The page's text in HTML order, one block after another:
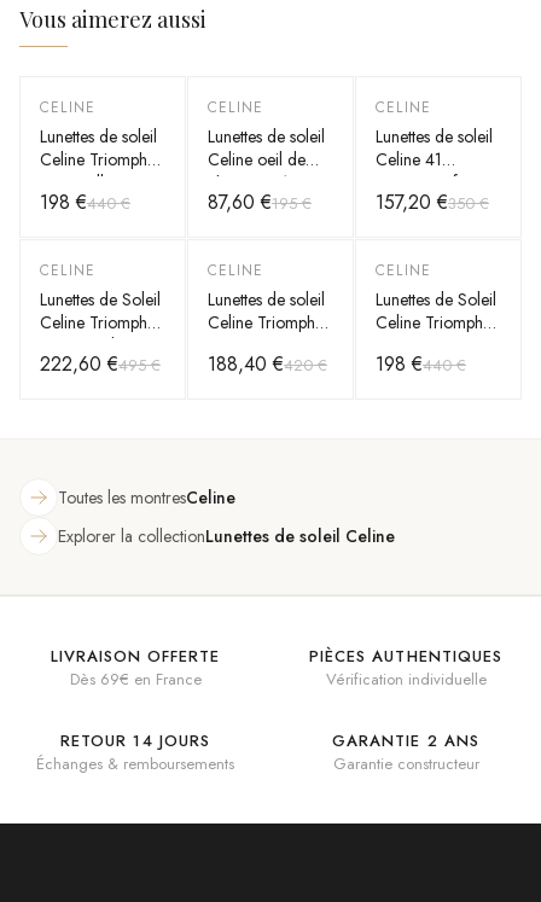
Vous aimerez aussi
-55 %
CELINE
Lunettes de soleil
Celine Triomphe
06 Papillon
CL40226U en
198 €440 €
-55 %
CELINE
Lunettes de soleil
Celine oeil de
chat CL40193I
monture en
87,60 €195 €
-55 %
CELINE
Lunettes de soleil
Celine 41
CL40232I forme
rectangle
157,20 €350 €
-55 %
CELINE
Lunettes de Soleil
Celine Triomphe
Maxi Metal
CL40283U
222,60 €495 €
-55 %
CELINE
Lunettes de soleil
Celine Triomphe
géométriques en
188,40 €420 €
-55 %
CELINE
Lunettes de Soleil
Celine Triomphe
198 €440 €
Toutes les montresCeline
Explorer la collectionLunettes de soleil Celine
LIVRAISON OFFERTE
Dès 69€ en France
PIÈCES AUTHENTIQUES
Vérification individuelle
RETOUR 14 JOURS
Échanges & remboursements
GARANTIE 2 ANS
Garantie constructeur